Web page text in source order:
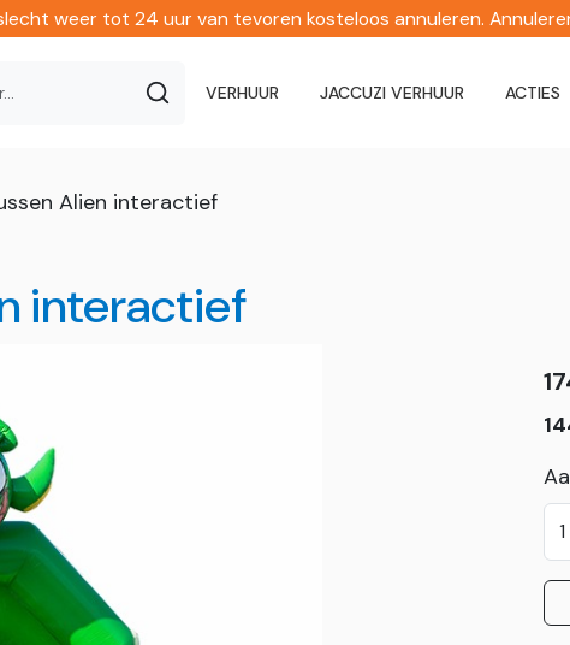
weer tot 24 uur van tevoren kosteloos annuleren.
VERHUUR JACCUZI VERHUUR ACTIES
Alien interactief
interactief